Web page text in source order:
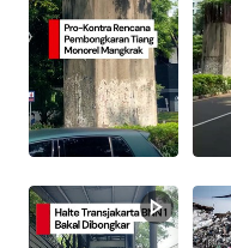
Terakhir yang dicari